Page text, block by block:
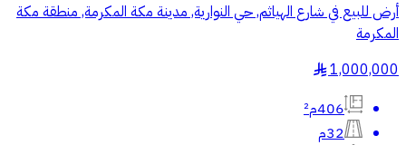
أرض للبيع في شارع الهياثم, حي النوارية, مدينة مكة المكرمة, منطقة مكة
المكرمة
1,000,000
§
406م²
32م